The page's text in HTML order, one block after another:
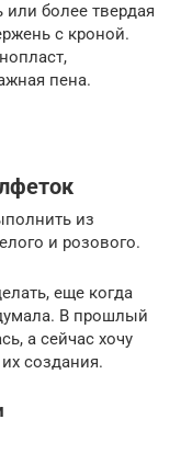
более твердая
с кроной.
пена.
из
и розового.
еще когда
В прошлый
а сейчас хочу
создания.